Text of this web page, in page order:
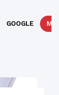
GOOGLE